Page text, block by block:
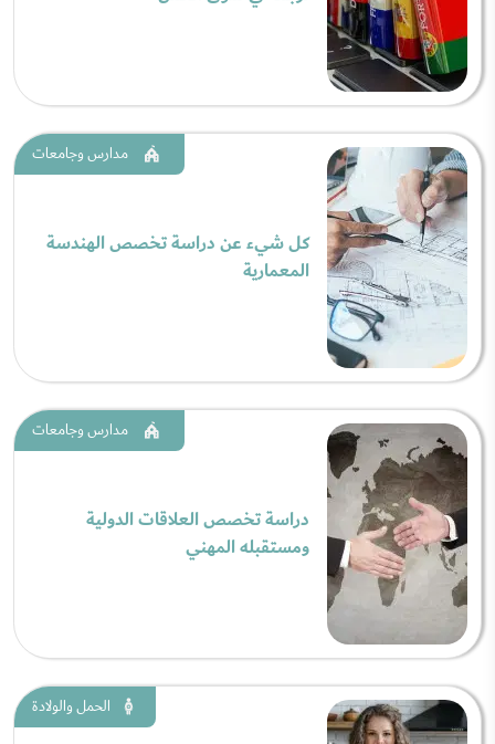
مدارس وجامعات
كل شيء عن دراسة تخصص الهندسة
المعمارية
مدارس وجامعات
دراسة تخصص العلاقات الدولية
ومستقبله المهني
الحمل والولادة